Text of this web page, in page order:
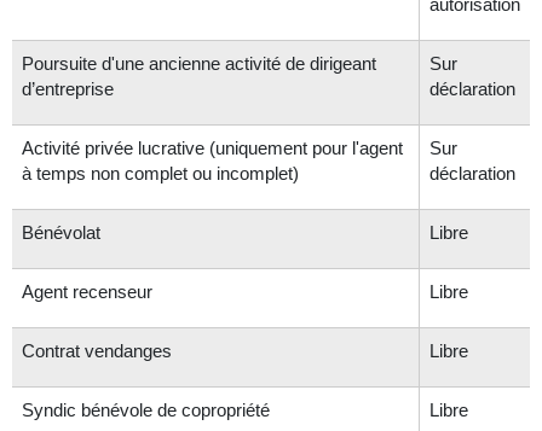
autorisation
Poursuite d'une ancienne activité de dirigeant
d’entreprise
Sur
déclaration
Activité privée lucrative (uniquement pour l'agent
à temps non complet ou incomplet)
Sur
déclaration
Bénévolat Libre
Agent recenseur Libre
Contrat vendanges Libre
Syndic bénévole de copropriété Libre